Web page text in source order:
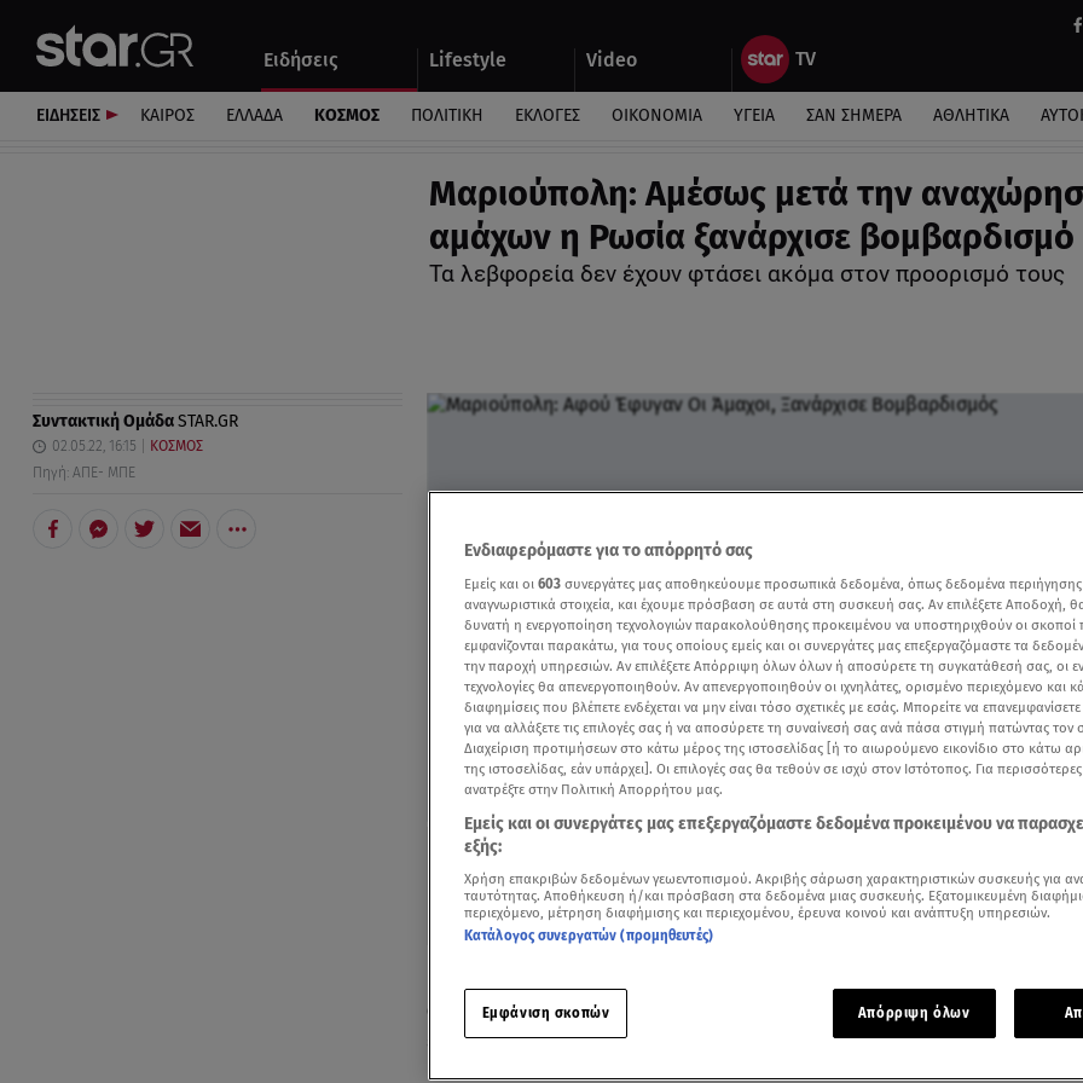
Ειδήσεις Lifestyle Video
Αυτοκίνητο
ΕΙΔΗΣΕΙΣ ΚΑΙΡΟΣ ΕΛΛΑΔΑ ΚΟΣΜΟΣ ΠΟΛΙΤΙΚΗ ΕΚΛΟΓΕΣ ΟΙΚΟΝΟΜΙΑ ΥΓΕΙΑ ΣΑΝ ΣΗΜΕΡΑ ΑΘΛΗΤΙΚΑ
Μαριούπολη: Αμέσως μετά την
αμάχων η Ρωσία ξανάρχισε βομβαρδισμό
Τα λεβφορεία δεν έχουν φτάσει ακόμα στον προορισμό τους
Συντακτική ΟμάδαSTAR.GR
02.05.22, 16:15
ΚΟΣΜΟΣ
Πηγή: ΑΠΕ- ΜΠΕ
Add star.gr on Google
αμέσως μετά την αναχώρηση των λεωφορείων που μετέφεραν αμάχους
εργοστάσιο, όπως δήλωσε σήμερα ένας βοηθός του δημάρχου της πόλης.
Ενδιαφερόμαστε για το απόρρητό σας
Εμείς και οι 603 συνεργάτες μας αποθηκεύουμε προσωπικά δεδομένα, όπως δεδομένα
αναγνωριστικά στοιχεία, και έχουμε πρόσβαση σε αυτά στη συσκευή σας. Αν επιλέξετε Αποδοχή,
δυνατή η ενεργοποίηση τεχνολογιών παρακολούθησης προκειμένου να υποστηριχθούν οι σκοποί
εμφανίζονται παρακάτω, για τους οποίους εμείς και οι συνεργάτες μας επεξεργαζόμαστε τα
την παροχή υπηρεσιών. Αν επιλέξετε Απόρριψη όλων όλων ή αποσύρετε τη συγκατάθεσή σας, οι
τεχνολογίες θα απενεργοποιηθούν. Αν απενεργοποιηθούν οι ιχνηλάτες, ορισμένο περιεχόμενο και
διαφημίσεις που βλέπετε ενδέχεται να μην είναι τόσο σχετικές με εσάς. Μπορείτε να
για να αλλάξετε τις επιλογές σας ή να αποσύρετε τη συναίνεσή σας ανά πάσα στιγμή πατώντας τον
Διαχείριση προτιμήσεων στο κάτω μέρος της ιστοσελίδας [ή το αιωρούμενο εικονίδιο στο κάτω
της ιστοσελίδας, εάν υπάρχει]. Οι επιλογές σας θα τεθούν σε ισχύ στον Ιστότοπος. Για
ανατρέξτε στην Πολιτική Απορρήτου μας.
Εμείς και οι συνεργάτες μας επεξεργαζόμαστε δεδομένα προκειμένου να
εξής:
Χρήση επακριβών δεδομένων γεωεντοπισμού. Ακριβής σάρωση χαρακτηριστικών συσκευής για
ταυτότητας. Αποθήκευση ή/και πρόσβαση στα δεδομένα μιας συσκευής. Εξατομικευμένη
περιεχόμενο, μέτρηση διαφήμισης και περιεχομένου, έρευνα κοινού και ανάπτυξη υπηρεσιών.
Κατάλογος συνεργατών (προμηθευτές)
Εμφάνιση σκοπών Απόρριψη όλων